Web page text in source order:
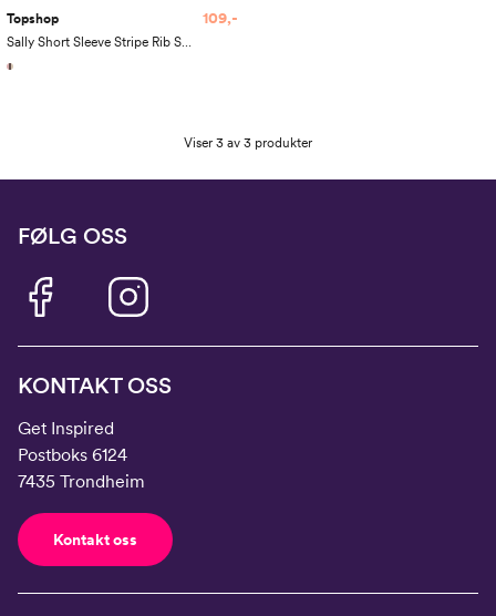
Topshop
Sally Short Sleeve Stripe Rib Short Tee
109,-
Viser 3 av 3 produkter
FØLG OSS
KONTAKT OSS
Get Inspired
Postboks 6124
7435 Trondheim
Kontakt oss